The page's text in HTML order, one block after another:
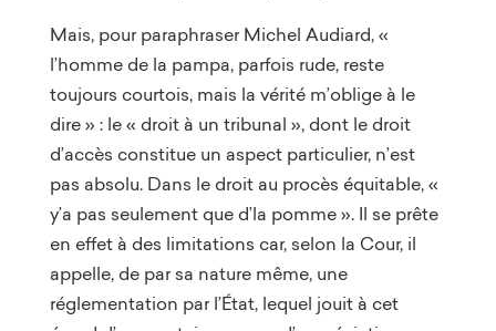
Mais, pour paraphraser Michel Audiard, «
l’homme de la pampa, parfois rude, reste
toujours courtois, mais la vérité m’oblige à le
dire » : le « droit à un tribunal », dont le droit
d’accès constitue un aspect particulier, n’est
pas absolu. Dans le droit au procès équitable, «
y’a pas seulement que d’la pomme ». Il se prête
en effet à des limitations car, selon la Cour, il
appelle, de par sa nature même, une
réglementation par l’État, lequel jouit à cet